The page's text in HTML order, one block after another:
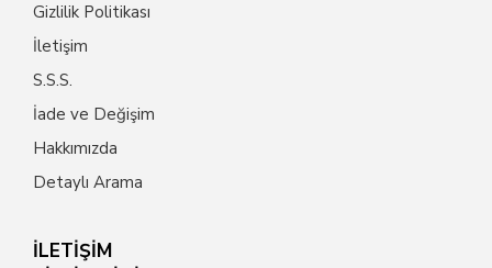
Gizlilik Politikası
İletişim
S.S.S.
İade ve Değişim
Hakkımızda
Detaylı Arama
İLETİŞİM